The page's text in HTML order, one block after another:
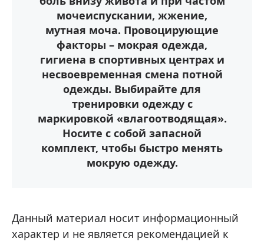
мочеиспускании, жжение,
мутная моча. Провоцирующие
факторы – мокрая одежда,
гигиена в спортивных центрах и
несвоевременная смена потной
одежды. Выбирайте для
тренировки одежду с
маркировкой «влагоотводящая».
Носите с собой запасной
комплект, чтобы быстро менять
мокрую одежду.
Данный материал носит информационный
характер и не является рекомендацией к